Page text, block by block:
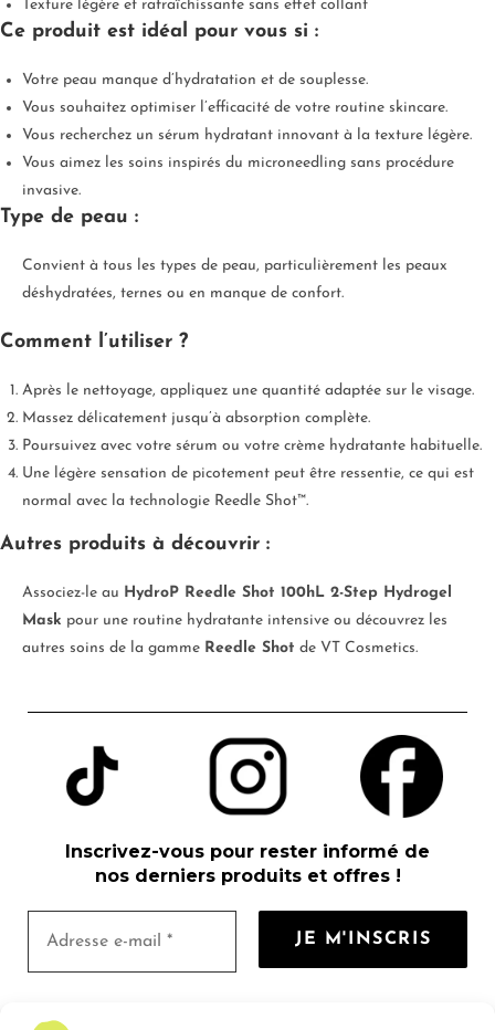
Texture légère et rafraîchissante sans effet collant
Ce produit est idéal pour vous si :
Votre peau manque d’hydratation et de souplesse.
Vous souhaitez optimiser l’efficacité de votre routine skincare.
Vous recherchez un sérum hydratant innovant à la texture légère.
Vous aimez les soins inspirés du microneedling sans procédure
invasive.
Type de peau :
Convient à tous les types de peau, particulièrement les peaux
déshydratées, ternes ou en manque de confort.
Comment l’utiliser ?
Après le nettoyage, appliquez une quantité adaptée sur le visage.
Massez délicatement jusqu’à absorption complète.
Poursuivez avec votre sérum ou votre crème hydratante habituelle.
Une légère sensation de picotement peut être ressentie, ce qui est
normal avec la technologie Reedle Shot™.
Autres produits à découvrir :
Associez-le au HydroP Reedle Shot 100hL 2-Step Hydrogel
Mask pour une routine hydratante intensive ou découvrez les
autres soins de la gamme Reedle Shot de VT Cosmetics.
Inscrivez-vous pour rester informé de
nos derniers produits et offres !